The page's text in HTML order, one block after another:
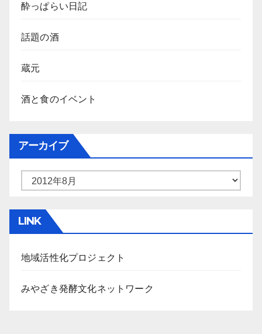
酔っぱらい日記
話題の酒
蔵元
酒と食のイベント
アーカイブ
LINK
地域活性化プロジェクト
みやざき発酵文化ネットワーク